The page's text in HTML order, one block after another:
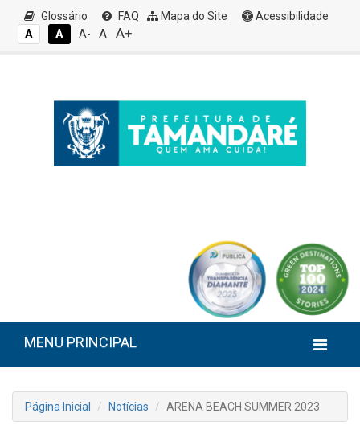
Glossário FAQ Mapa do Site
Acessibilidade
A
A A- A A+
MENU PRINCIPAL
Página Inicial Notícias ARENA BEACH SUMMER 2023